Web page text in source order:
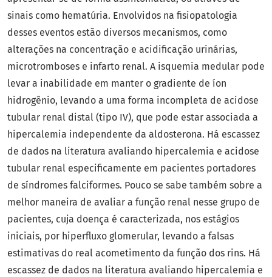
sinais como hematúria. Envolvidos na fisiopatologia
desses eventos estão diversos mecanismos, como
alterações na concentração e acidificação urinárias,
microtromboses e infarto renal. A isquemia medular pode
levar a inabilidade em manter o gradiente de íon
hidrogênio, levando a uma forma incompleta de acidose
tubular renal distal (tipo IV), que pode estar associada a
hipercalemia independente da aldosterona. Há escassez
de dados na literatura avaliando hipercalemia e acidose
tubular renal especificamente em pacientes portadores
de síndromes falciformes. Pouco se sabe também sobre a
melhor maneira de avaliar a função renal nesse grupo de
pacientes, cuja doença é caracterizada, nos estágios
iniciais, por hiperfluxo glomerular, levando a falsas
estimativas do real acometimento da função dos rins. Há
escassez de dados na literatura avaliando hipercalemia e